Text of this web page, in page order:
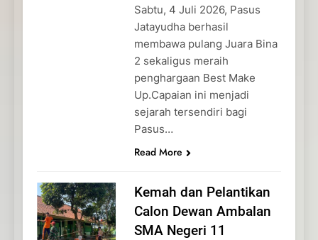
Sabtu, 4 Juli 2026, Pasus
Jatayudha berhasil
membawa pulang Juara Bina
2 sekaligus meraih
penghargaan Best Make
Up.Capaian ini menjadi
sejarah tersendiri bagi
Pasus…
Read More
Kemah dan Pelantikan
Calon Dewan Ambalan
SMA Negeri 11